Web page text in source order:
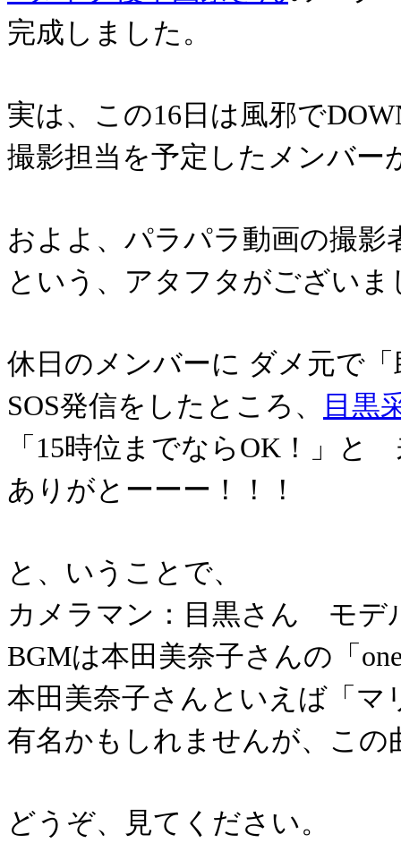
完成しました。
実は、この16日は風邪で
撮影担当を予定したメンバー
およよ、パラパラ動画の撮影
という、アタフタがございま
休日のメンバーに ダメ元で
SOS発信をしたところ、
目黒
「15時位までならOK！」
ありがとーーー！！！
と、いうことで、
カメラマン：目黒さん モ
BGMは本田美奈子さんの「
本田美奈子さんといえば「マ
有名かもしれませんが、こ
どうぞ、見てください。